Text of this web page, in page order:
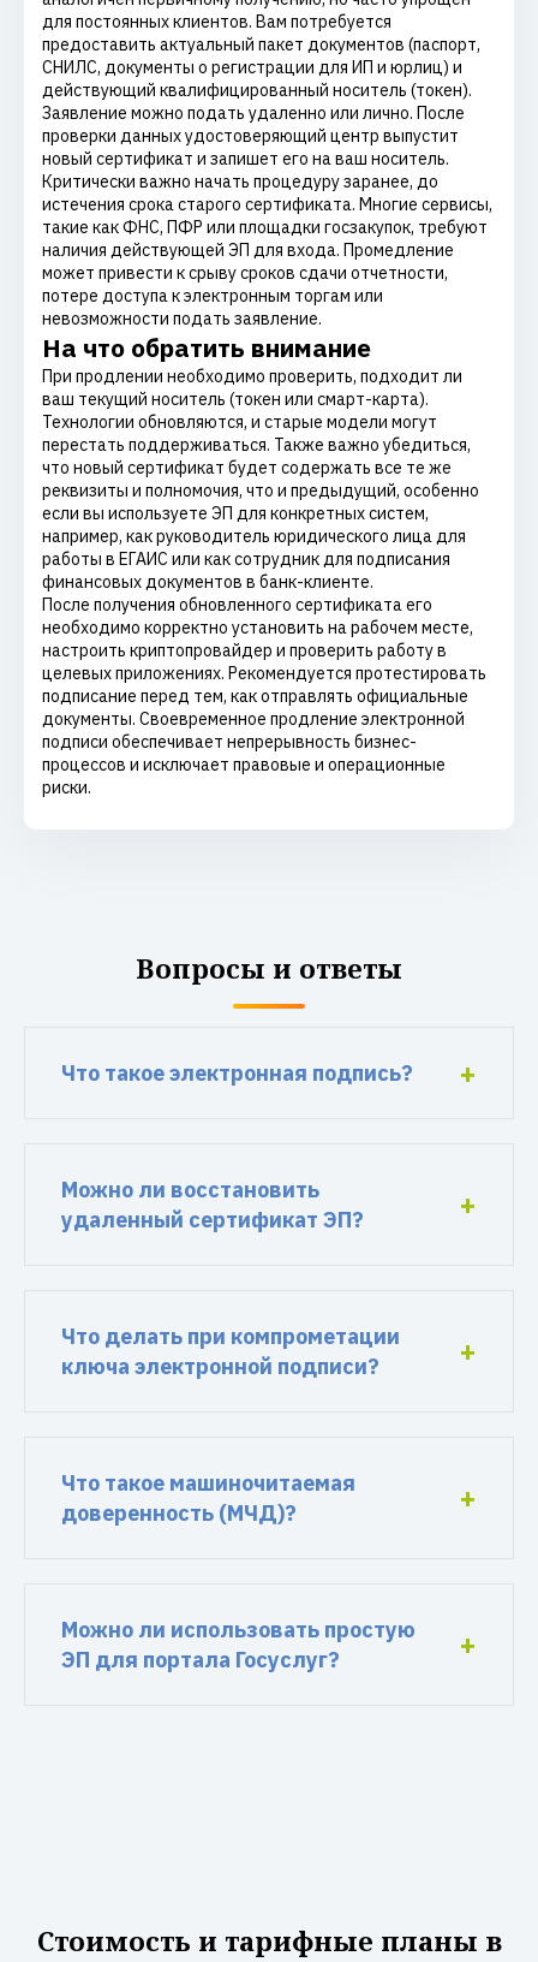
для постоянных клиентов. Вам потребуется
предоставить актуальный пакет документов (паспорт,
СНИЛС, документы о регистрации для ИП и юрлиц) и
действующий квалифицированный носитель (токен).
Заявление можно подать удаленно или лично. После
проверки данных удостоверяющий центр выпустит
новый сертификат и запишет его на ваш носитель.
Критически важно начать процедуру заранее, до
истечения срока старого сертификата. Многие сервисы,
такие как ФНС, ПФР или площадки госзакупок, требуют
наличия действующей ЭП для входа. Промедление
может привести к срыву сроков сдачи отчетности,
потере доступа к электронным торгам или
невозможности подать заявление.
На что обратить внимание
При продлении необходимо проверить, подходит ли
ваш текущий носитель (токен или смарт-карта).
Технологии обновляются, и старые модели могут
перестать поддерживаться. Также важно убедиться,
что новый сертификат будет содержать все те же
реквизиты и полномочия, что и предыдущий, особенно
если вы используете ЭП для конкретных систем,
например, как руководитель юридического лица для
работы в ЕГАИС или как сотрудник для подписания
финансовых документов в банк-клиенте.
После получения обновленного сертификата его
необходимо корректно установить на рабочем месте,
настроить криптопровайдер и проверить работу в
целевых приложениях. Рекомендуется протестировать
подписание перед тем, как отправлять официальные
документы. Своевременное продление электронной
подписи обеспечивает непрерывность бизнес-
процессов и исключает правовые и операционные
риски.
Вопросы и ответы
Что такое электронная подпись?
Можно ли восстановить
удаленный сертификат ЭП?
Что делать при компрометации
ключа электронной подписи?
Что такое машиночитаемая
доверенность (МЧД)?
Можно ли использовать простую
ЭП для портала Госуслуг?
Стоимость и тарифные планы в